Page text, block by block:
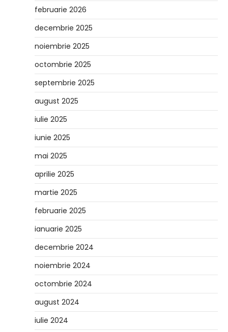
februarie 2026
decembrie 2025
noiembrie 2025
octombrie 2025
septembrie 2025
august 2025
iulie 2025
iunie 2025
mai 2025
aprilie 2025
martie 2025
februarie 2025
ianuarie 2025
decembrie 2024
noiembrie 2024
octombrie 2024
august 2024
iulie 2024